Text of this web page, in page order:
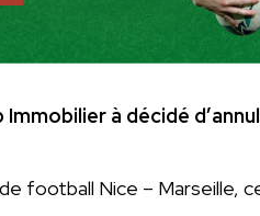
Immobilier à décidé
football Nice –